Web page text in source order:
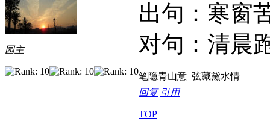
园主
出句：寒窗
对句：清晨
笔隐青山意 弦藏黛水情
回复 引用
TOP